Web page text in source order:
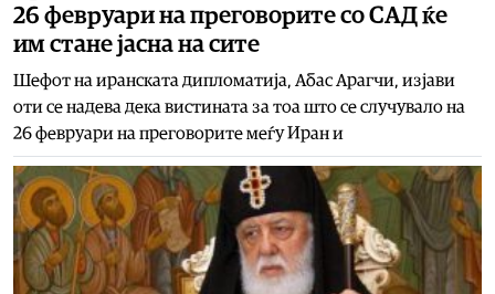
26 февруари на преговорите со САД ќе
им стане јасна на сите
Шефот на иранската дипломатија, Абас Арагчи, изјави
оти се надева дека вистината за тоа што се случувало на
26 февруари на преговорите меѓу Иран и